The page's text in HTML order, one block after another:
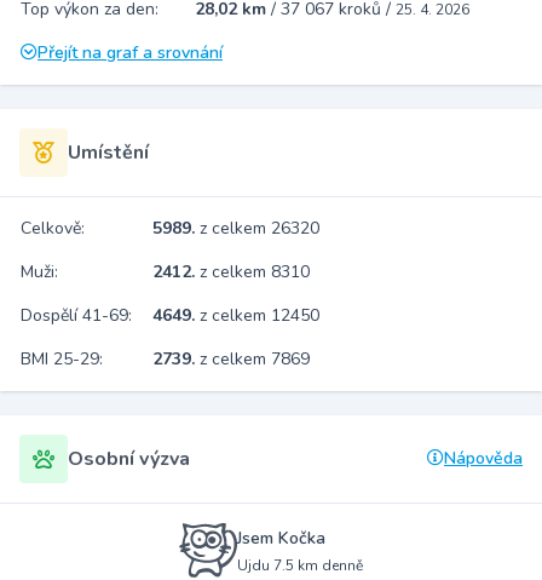
Top výkon za den:
28,02 km / 37 067 kroků / 25. 4. 2026
Přejít na graf a srovnání
Umístění
Celkově: 5989. z celkem 26320
Muži:
2412. z celkem 8310
Dospělí 41-69:
4649. z celkem 12450
BMI 25-29:
2739. z celkem 7869
Osobní výzva Nápověda
Jsem Kočka
Ujdu 7.5 km denně